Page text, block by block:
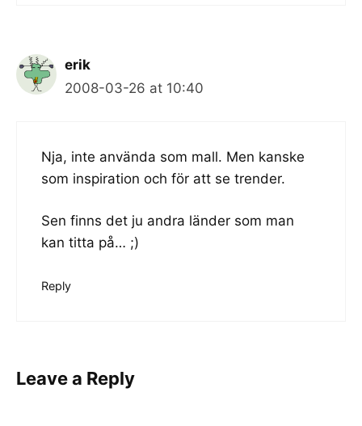
erik
2008-03-26 at 10:40
Nja, inte använda som mall. Men kanske
som inspiration och för att se trender.
Sen finns det ju andra länder som man
kan titta på… ;)
Reply
Leave a Reply